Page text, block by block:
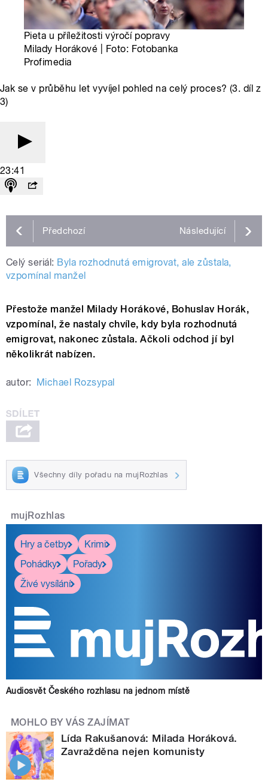
Pieta u příležitosti výročí popravy
Milady Horákové | Foto: Fotobanka
Profimedia
Jak se v průběhu let vyvíjel pohled na celý proces? (3. díl z
3)
23:41
Předchozí Následující
Celý seriál: Byla rozhodnutá emigrovat, ale zůstala,
vzpomínal manžel
Přestože manžel Milady Horákové, Bohuslav Horák,
vzpomínal, že nastaly chvíle, kdy byla rozhodnutá
emigrovat, nakonec zůstala. Ačkoli odchod jí byl
několikrát nabízen.
autor: Michael Rozsypal
Všechny díly pořadu na mujRozhlas
mujRozhlas
Hry a četby
Krimi
Pohádky
Pořady
Živé vysílání
Audiosvět Českého rozhlasu na jednom místě
MOHLO BY VÁS ZAJÍMAT
Lída Rakušanová: Milada Horáková.
Zavražděna nejen komunisty